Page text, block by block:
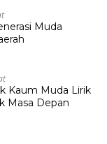
Muda
Kaum Muda Lirik
Masa Depan